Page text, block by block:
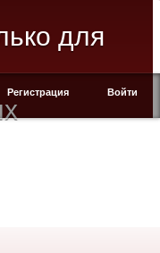
для
Регистрация Войти